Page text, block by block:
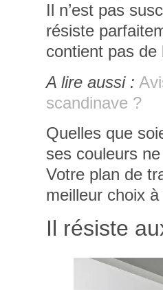
Il n’est pas
résiste
contient pas
A lire aussi :
scandinave ?
Quelles que
ses couleurs
Votre plan de
meilleur choix
Il résiste